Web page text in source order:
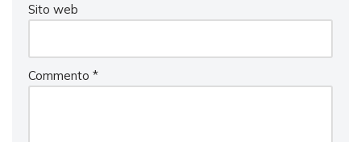
Sito web
Commento *